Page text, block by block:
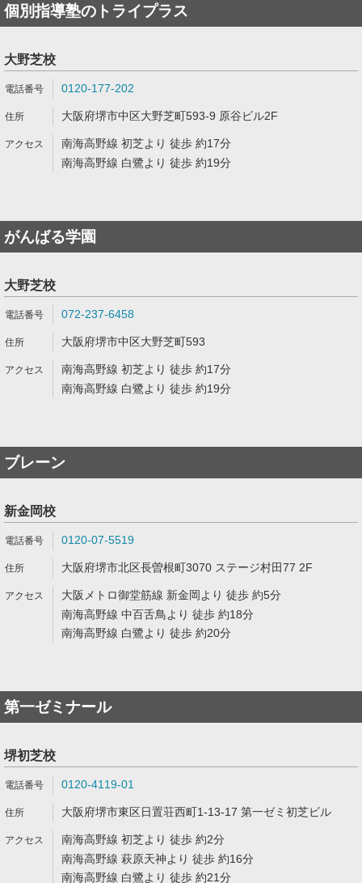
個別指導塾のトライプラス
大野芝校
0120-177-202
大阪府堺市中区大野芝町593-9 原谷ビル2F
南海高野線 初芝より 徒歩 約17分
南海高野線 白鷺より 徒歩 約19分
がんばる学園
大野芝校
072-237-6458
大阪府堺市中区大野芝町593
南海高野線 初芝より 徒歩 約17分
南海高野線 白鷺より 徒歩 約19分
ブレーン
新金岡校
0120-07-5519
大阪府堺市北区長曽根町3070 ステージ村田77 2F
大阪メトロ御堂筋線 新金岡より 徒歩 約5分
南海高野線 中百舌鳥より 徒歩 約18分
南海高野線 白鷺より 徒歩 約20分
第一ゼミナール
堺初芝校
0120-4119-01
大阪府堺市東区日置荘西町1-13-17 第一ゼミ初芝ビル
南海高野線 初芝より 徒歩 約2分
南海高野線 萩原天神より 徒歩 約16分
南海高野線 白鷺より 徒歩 約21分